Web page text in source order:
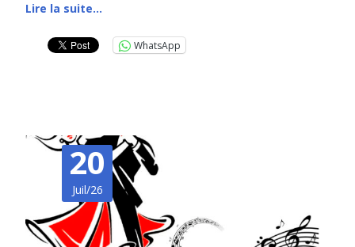
Lire la suite…
WhatsApp
20
Juil/26